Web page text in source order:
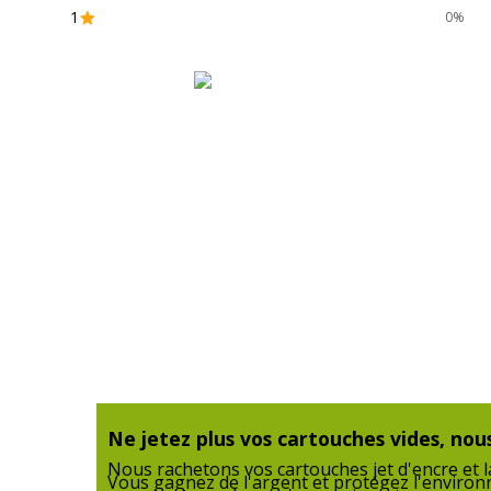
Données logistiques
1 0%
Ne jetez plus vos cartouches vides,
Nous rachetons vos cartouches jet d'encre et
Vous gagnez de l'argent et protégez